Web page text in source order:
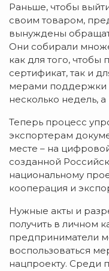
Раньше, чтобы
своим товаром,
вынуждены
Они собирали
как для того, чтобы
сертификат, так и
мерами поддержки
несколько недель,
Теперь процесс
экспортерам
месте – на
созданной
национальному
кооперация и
Нужные акты и
получить в личном
предприниматели
воспользоваться
нацпроекту. Среди